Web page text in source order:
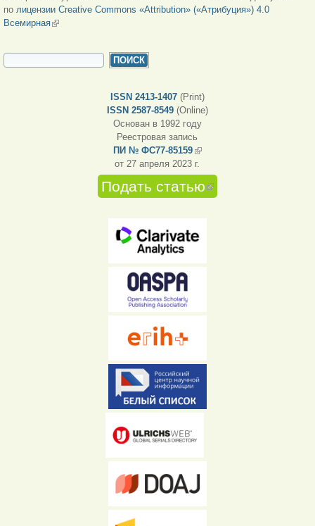
по лицензии Creative Commons «Attribution» («Атрибуция») 4.0
Всемирная(внешняя ссылка)
ФОРМА ПОИСКА
ISSN 2413-1407 (Print)
ISSN 2587-8549 (Online)
Основан в 1992 году
Реестровая запись
ПИ № ФС77-85159 (внешняя ссылка)
от 27 апреля 2023 г.
Подать статью